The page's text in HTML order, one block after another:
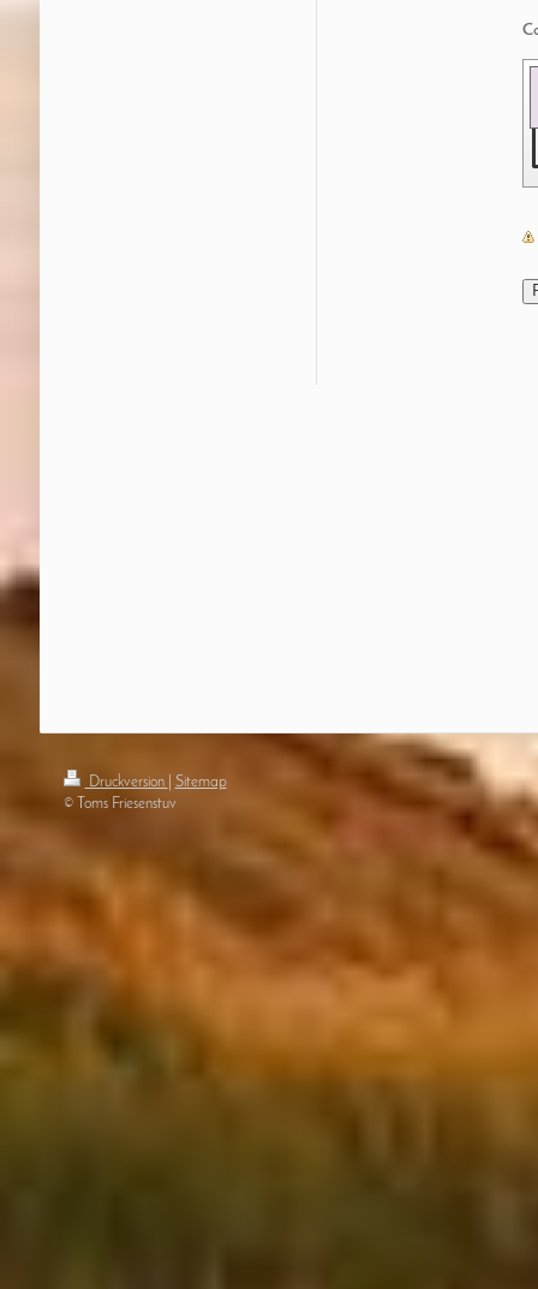
Druckversion
Sitemap
© Toms Friesenstuv